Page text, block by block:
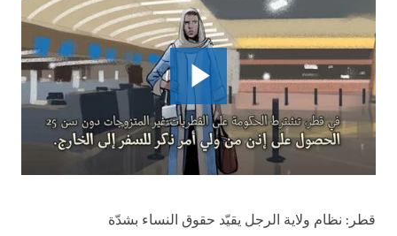
قطر: نظام ولاية الرجل يقيّد حقوق النساء بشدّة